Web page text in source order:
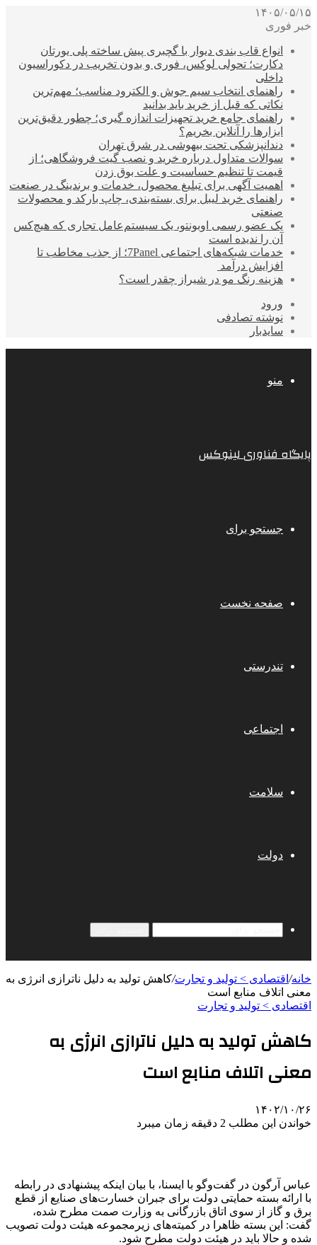
۱۴۰۵/۰۵/۱۵
خبر فوری
انواع قاب بندی دیوار با گچبری پیش ساخته پلی یورتان
دکارت؛ تحولی لوکس، فوری و بدون تخریب در دکوراسیون
داخلی
راهنمای انتخاب سیم جوش و الکترود مناسب؛ مهم‌ترین
نکاتی که قبل از خرید باید بدانید
راهنمای جامع خرید تجهیزات اندازه گیری؛ چطور دقیق‌ترین
ابزارها را آنلاین بخریم؟
دندانپزشکی تحت بیهوشی در شرق تهران
سوالات متداول درباره خرید و نصب گیت فروشگاهی؛ از
قیمت تا تنظیم حساسیت و علت بوق زدن
اهمیت آگهی برای تبلیغ محصول، خدمات و برندینگ در صنعت
راهنمای خرید لیبل برای بسته‌بندی، چاپ بارکد و محصولات
صنعتی
یک عضو رسمی اوبونتو، یک سیستم‌عامل تجاری که هیچ‌کس
آن را ندیده است
خدمات شبکه‌های اجتماعی 7Panel؛ از جذب مخاطب تا
افزایش درآمد
هزینه رنگ مو در شیراز چقدر است؟
ورود
نوشته تصادفی
سایدبار
منو
پایگاه فناوری لینوکس
جستجو برای
صفحه نخست
تندرستی
اجتماعی
سلامت
دولت
خانه/ اقتصادی > تولید و تجارت/کاهش تولید به دلیل ناترازی انرژی به
معنی اتلاف منابع است
اقتصادی > تولید و تجارت
کاهش تولید به دلیل ناترازی انرژی به
معنی اتلاف منابع است
۱۴۰۲/۱۰/۲۶
خواندن این مطلب 2 دقیقه زمان میبرد
عباس آرگون در گفت‌وگو با ایسنا، با بیان اینکه پیشنهادی در رابطه
با ارائه بسته حمایتی دولت برای جبران خسارت‌های صنایع از قطع
برق و گاز از سوی اتاق بازرگانی به وزارت صمت مطرح شده،
گفت: این بسته ظاهرا در کمیته‌های زیرمجموعه هیئت دولت تصویب
شده و حالا باید در هیئت دولت مطرح شود.